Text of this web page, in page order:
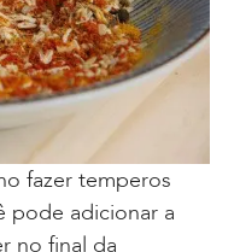
fazer temperos
pode adicionar a
no final da